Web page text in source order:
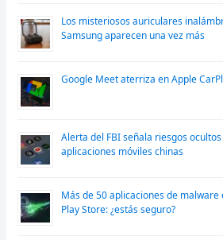
Los misteriosos auriculares
Samsung aparecen una vez más
Google Meet aterriza en Apple
Alerta del FBI señala riesgos
aplicaciones móviles chinas
Más de 50 aplicaciones de
Play Store: ¿estás seguro?